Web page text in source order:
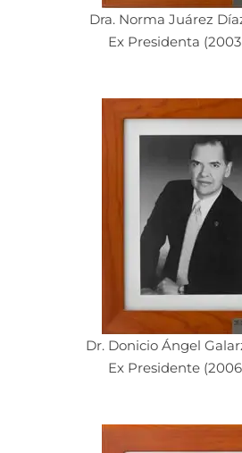
Dra. Norma Juárez
Ex Presidenta
Dr. Donicio Ángel
Ex Presidente